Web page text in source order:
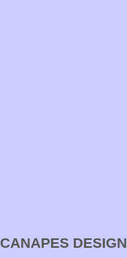
CANAPES DESIGN